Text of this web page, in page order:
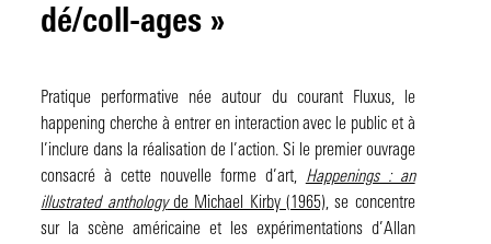
dé/coll-ages »
Pratique performative née autour du courant Fluxus, le
happening cherche à entrer en interaction avec le public et à
l’inclure dans la réalisation de l’action. Si le premier ouvrage
consacré à cette nouvelle forme d’art, Happenings : an
illustrated anthologyde Michael Kirby (1965), se concentre
sur la scène américaine et les expérimentations d’Allan